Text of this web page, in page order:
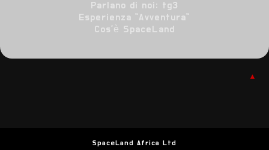
Parlano di noi: tg3
Esperienza "Avventura"
Cos'è SpaceLand
▲
SpaceLand Africa Ltd